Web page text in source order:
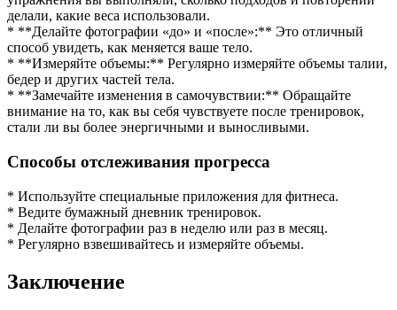
делали, какие веса использовали.
* **Делайте фотографии «до» и «после»:** Это отличный
способ увидеть, как меняется ваше тело.
* **Измеряйте объемы:** Регулярно измеряйте объемы талии,
бедер и других частей тела.
* **Замечайте изменения в самочувствии:** Обращайте
внимание на то, как вы себя чувствуете после тренировок,
стали ли вы более энергичными и выносливыми.
Способы отслеживания прогресса
* Используйте специальные приложения для фитнеса.
* Ведите бумажный дневник тренировок.
* Делайте фотографии раз в неделю или раз в месяц.
* Регулярно взвешивайтесь и измеряйте объемы.
Заключение